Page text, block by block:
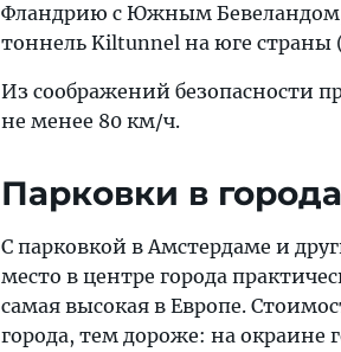
Фландрию с Южным Бевеландом,
тоннель Kiltunnel на юге страны
Из соображений безопасности
не менее 80 км/ч.
Парковки в
С парковкой в Амстердаме и
место в центре города
самая высокая в Европе.
города, тем дороже: на окраине